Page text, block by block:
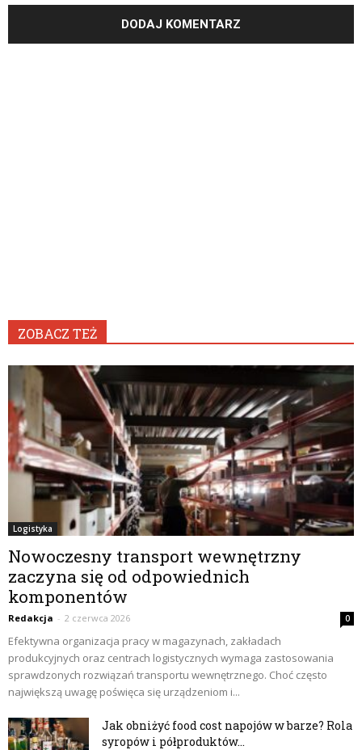
ZOBACZ TEŻ
Logistyka
Nowoczesny transport wewnętrzny
zaczyna się od odpowiednich
komponentów
Redakcja - 2 czerwca 2026 0
Efektywna organizacja pracy w magazynach, zakładach
produkcyjnych oraz centrach logistycznych wymaga zastosowania
sprawdzonych rozwiązań transportu wewnętrznego. Choć często
największą uwagę poświęca się urządzeniom i...
Jak obniżyć food cost napojów w barze? Rola
syropów i półproduktów...